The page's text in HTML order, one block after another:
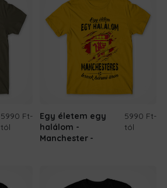
5990 Ft-
tól
Egy életem egy
halálom -
Manchester
5990 Ft-
tól